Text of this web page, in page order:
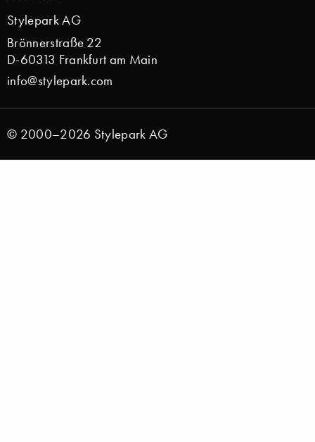
Stylepark AG
Brönnerstraße 22
D-60313 Frankfurt am Main
info@stylepark.com
© 2000–2026 Stylepark AG